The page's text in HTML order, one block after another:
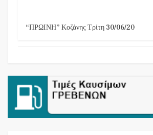
“ΠΡΩΙΝΗ” Κοζάνης Τρίτη 30/06/20